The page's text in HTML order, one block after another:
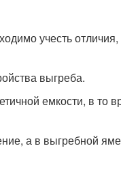
учесть
выгреба.
емкости, в то
а в выгребной